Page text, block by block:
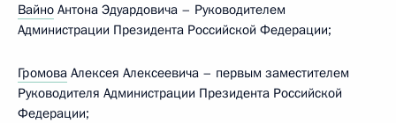
Вайно Антона Эдуардовича – Руководителем
Администрации Президента Российской Федерации;
Громова Алексея Алексеевича – первым заместителем
Руководителя Администрации Президента Российской
Федерации;